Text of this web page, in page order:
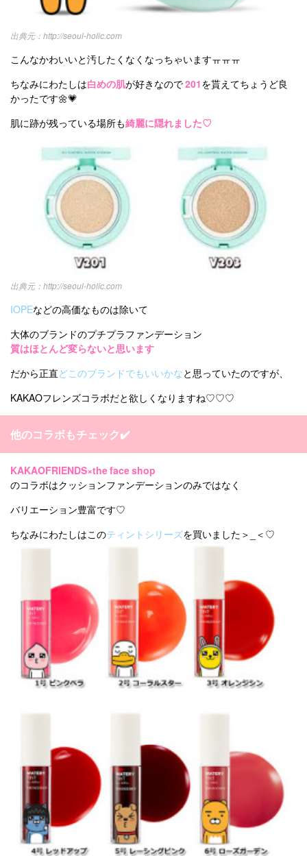
http://seoul-holic.com
こんなかわいいと汚したくなくなっちゃいますㅠㅠㅠ
ちなみにわたしは白めの肌が好きなので201を貰えてちょうど良
かったです🌼💗
肌に跡が残っている場所も綺麗に隠れました♡
http://seoul-holic.com
IOPEなどの高価なものは除いて
大体のブランドのプチプラファンデーション
質はほとんど変らないと思います
だから正直どこのブランドでもいいかなと思っていたのですが、
KAKAOフレンズコラボだと欲しくなりますね♡♡♡
他のコラボもチェック✔️
KAKAOFRIENDS×the face shop
のコラボはクッションファンデーションのみではなく
バリエーション豊富です♡
ちなみにわたしはこのティントシリーズを買いました＞_＜♡